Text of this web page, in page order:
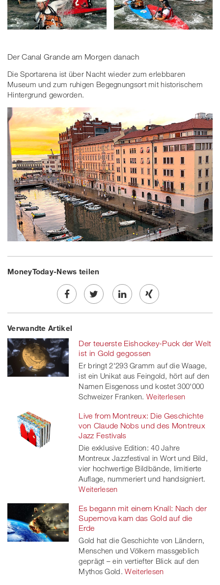
Der Canal Grande am Morgen danach
Die Sportarena ist über Nacht wieder zum erlebbaren
Museum und zum ruhigen Begegnungsort mit historischem
Hintergrund geworden.
MoneyToday-News teilen
Share
on
Facebook
Twe
on
twitt
er
Share
linkedin
Share
Xing
Verwandte Artikel
Der teuerste Eishockey-Puck der Welt
ist in Gold gegossen
Er bringt 2'293 Gramm auf die Waage,
ist ein Unikat aus Feingold, hört auf den
Namen Eisgenoss und kostet 300'000
Schweizer Franken. Weiterlesen
Live from Montreux: Die Geschichte
von Claude Nobs und des Montreux
Jazz Festivals
Die exklusive Edition: 40 Jahre
Montreux Jazzfestival in Wort und Bild,
vier hochwertige Bildbände, limitierte
Auflage, nummeriert und handsigniert.
Weiterlesen
Es begann mit einem Knall: Nach der
Supernova kam das Gold auf die
Erde
Gold hat die Geschichte von Ländern,
Menschen und Völkern massgeblich
geprägt – ein vertiefter Blick auf den
Mythos Gold. Weiterlesen